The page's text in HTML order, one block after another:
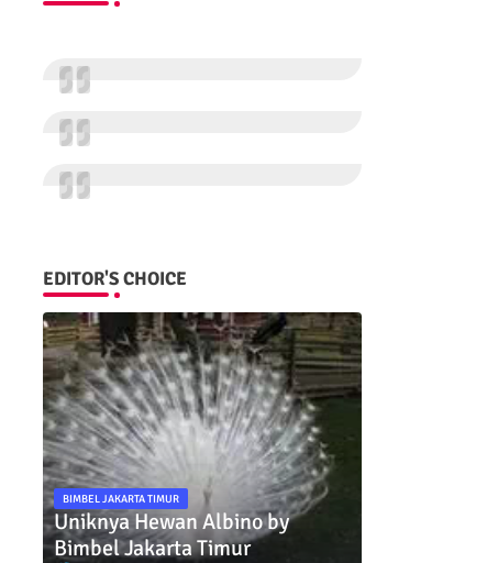
EDITOR'S CHOICE
BIMBEL JAKARTA TIMUR
Uniknya Hewan Albino by
Bimbel Jakarta Timur